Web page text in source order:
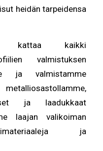
heidän tarpeidensa
kattaa kaikki
valmistuksen
ja valmistamme
ja laadukkaat
laajan valikoiman
ja